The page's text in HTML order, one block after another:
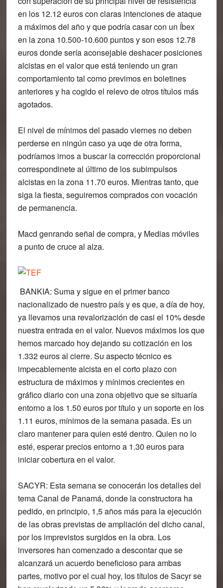
en los 12.12 euros con claras intenciones de ataque
a máximos del año y que podría casar con un Íbex
en la zona 10.500-10.600 puntos y son esos 12.78
euros donde sería aconsejable deshacer posiciones
alcistas en el valor que está teniendo un gran
comportamiento tal como previmos en boletines
anteriores y ha cogido el relevo de otros títulos más
agotados.
El nivel de mínimos del pasado viernes no deben
perderse en ningún caso ya uqe de otra forma,
podríamos irnos a buscar la corrección proporcional
correspondinete al último de los subimpulsos
alcistas en la zona 11.70 euros. Mientras tanto, que
siga la fiesta, seguiremos comprados con vocación
de permanencia.
Macd genrando señal de compra, y Medias móviles
a punto de cruce al alza.
BANKIA: Suma y sigue en el primer banco
nacionalizado de nuestro país y es que, a día de hoy,
ya llevamos una revalorización de casi el 10% desde
nuestra entrada en el valor. Nuevos máximos los que
hemos marcado hoy dejando su cotización en los
1.332 euros al cierre. Su aspecto técnico es
impecablemente alcista en el corto plazo con
estructura de máximos y mínimos crecientes en
gráfico diario con una zona objetivo que se situaría
entorno a los 1.50 euros por título y un soporte en los
1.11 euros, mínimos de la semana pasada. Es un
claro mantener para quien esté dentro. Quien no lo
esté, esperar precios entorno a 1.30 euros para
iniciar cobertura en el valor.
SACYR: Esta semana se conocerán los detalles del
tema Canal de Panamá, donde la constructora ha
pedido, en principio, 1,5 años más para la ejecución
de las obras previstas de ampliación del dicho canal,
por los imprevistos surgidos en la obra. Los
inversores han comenzado a descontar que se
alcanzará un acuerdo beneficioso para ambas
partes, motivo por el cual hoy, los títulos de Sacyr se